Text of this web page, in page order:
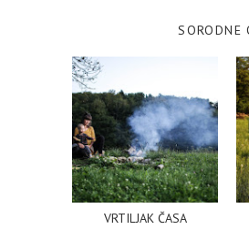
SORODNE
VRTILJAK ČASA